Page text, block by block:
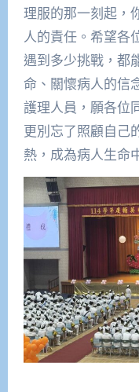
理服的那一刻起，
人的責任。希望各
遇到多少挑戰，都
命、關懷病人的信
護理人員，願各位
更別忘了照顧自己
熱，成為病人生命